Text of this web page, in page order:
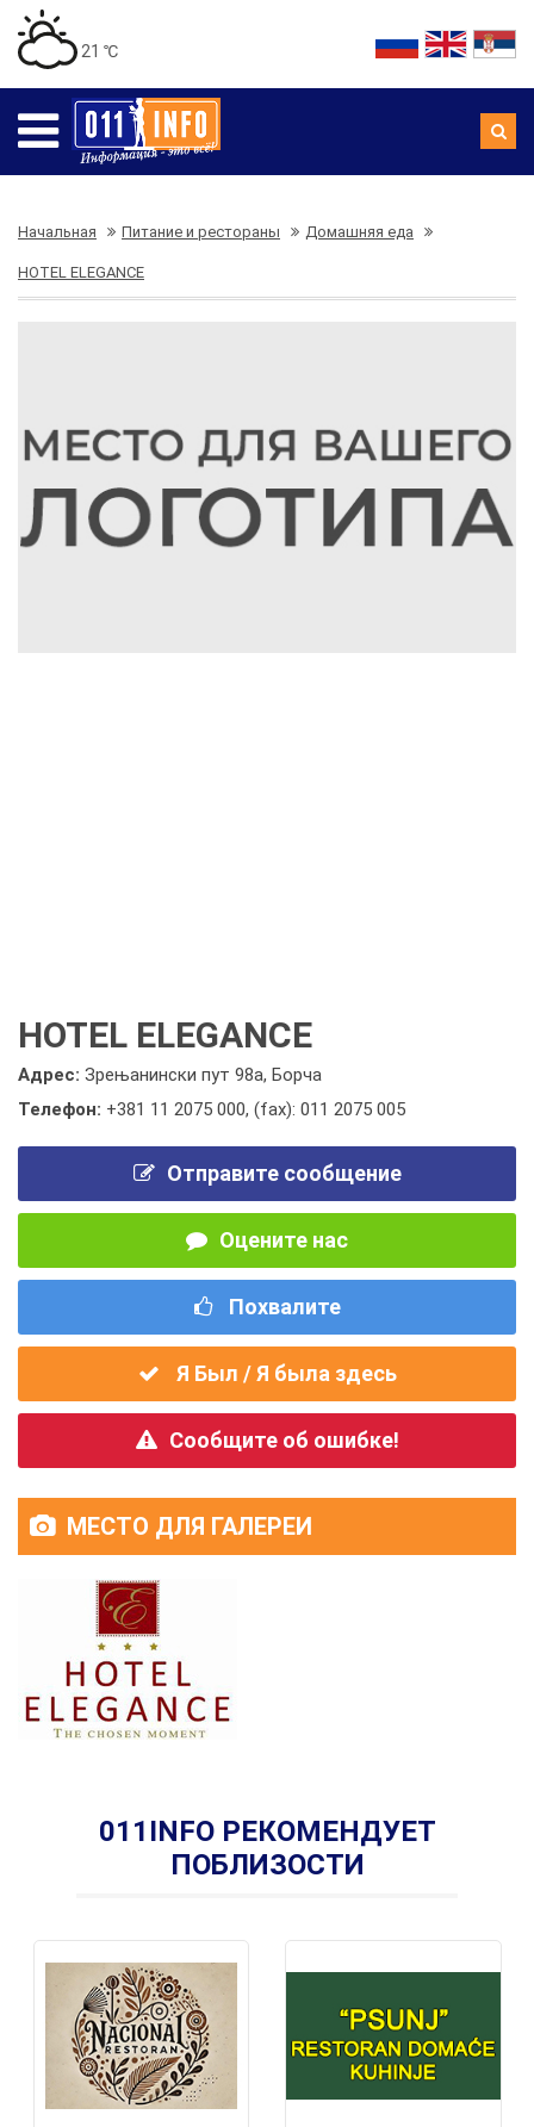
21 ℃
Начальная Питание и рестораны Домашняя еда
HOTEL ELEGANCE
HOTEL ELEGANCE
Адрес: Зрењанински пут 98а, Борча
Телефон: +381 11 2075 000, (fax): 011 2075 005
Отправите сообщение
Оцените нас
Похвалите
Я Был / Я была здесь
Сообщите об ошибке!
МЕСТО ДЛЯ ГАЛЕРЕИ
011INFO РЕКОМЕНДУЕТ
ПОБЛИЗОСТИ